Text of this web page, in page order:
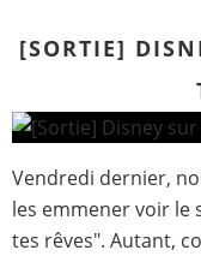
[SORTIE]
Vendredi dernier,
les emmener voir le
tes rêves". Autant,